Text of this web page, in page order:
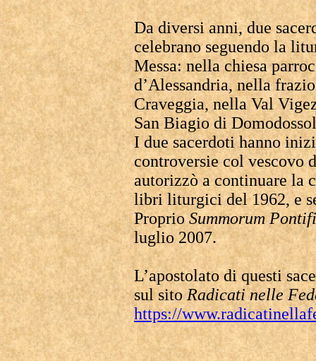
Da diversi anni, due
celebrano seguendo la
Messa: nella chiesa
d’Alessandria, nella
Craveggia, nella Val
San Biagio di
I due sacerdoti hanno
controversie col vescovo
autorizzò a continuare la
libri liturgici del 1962, e
ProprioSummorum
luglio 2007.
L’apostolato di questi
sul sitoRadicati nelle
https://